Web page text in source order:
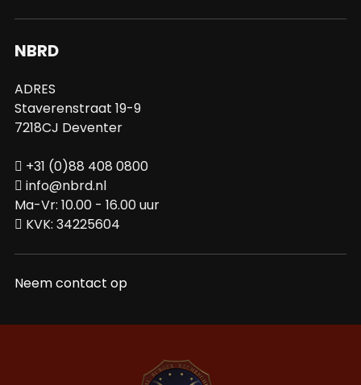
NBRD
ADRES
Staverenstraat 19-9
7218CJ Deventer
+31 (0)88 408 0800
info@nbrd.nl
Ma-Vr: 10.00 - 16.00 uur
KVK: 34225604
Neem contact op